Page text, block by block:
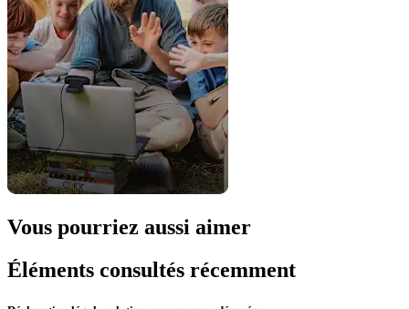
Vous pourriez aussi aimer
Éléments consultés récemment